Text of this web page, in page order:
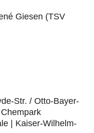
Giesen (TSV
Str. / Otto-Bayer-
| Kaiser-Wilhelm-